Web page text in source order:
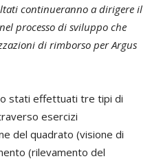
continueranno a dirigere il
processo di sviluppo che
di rimborso per Argus
stati effettuati tre tipi di
esercizi
del quadrato (visione di
(rilevamento del